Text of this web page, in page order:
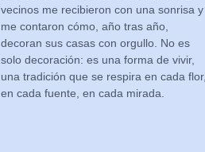
vecinos me recibieron con una sonrisa y
me contaron cómo, año tras año,
decoran sus casas con orgullo. No es
solo decoración: es una forma de vivir,
una tradición que se respira en cada flor,
en cada fuente, en cada mirada.